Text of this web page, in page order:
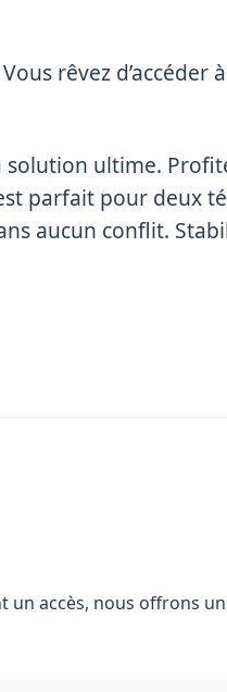
rêvez d’accéder
solution ultime.
parfait pour deux
aucun conflit.
un accès, nous offrons